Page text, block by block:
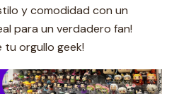
y comodidad con un
para un verdadero fan!
orgullo geek!